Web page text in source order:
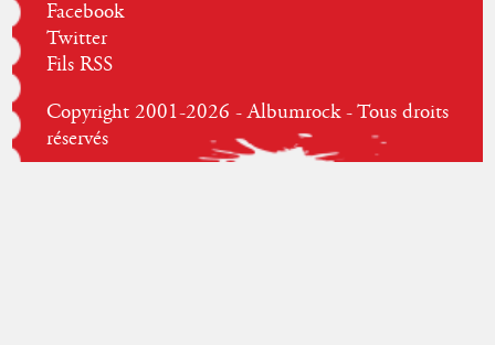
Facebook
Twitter
Fils RSS
Copyright 2001-2026 - Albumrock - Tous droits
réservés